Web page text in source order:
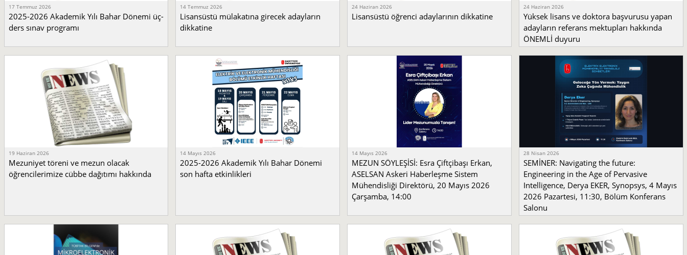
17 Temmuz 2026
2025-2026 Akademik Yılı Bahar Dönemi üç-
ders sınav programı
14 Temmuz 2026
Lisansüstü mülakatına girecek adayların
dikkatine
24 Haziran 2026
Lisansüstü öğrenci adaylarının dikkatine
24 Haziran 2026
Yüksek lisans ve doktora başvurusu yapan
adayların referans mektupları hakkında
ÖNEMLİ duyuru
19 Haziran 2026
Mezuniyet töreni ve mezun olacak
öğrencilerimize cübbe dağıtımı hakkında
14 Mayıs 2026
2025-2026 Akademik Yılı Bahar Dönemi
son hafta etkinlikleri
14 Mayıs 2026
MEZUN SÖYLEŞİSİ: Esra Çiftçibaşı Erkan,
ASELSAN Askeri Haberleşme Sistem
Mühendisliği Direktörü, 20 Mayıs 2026
Çarşamba, 14:00
28 Nisan 2026
SEMİNER: Navigating the future:
Engineering in the Age of Pervasive
Intelligence, Derya EKER, Synopsys, 4 Mayıs
2026 Pazartesi, 11:30, Bölüm Konferans
Salonu